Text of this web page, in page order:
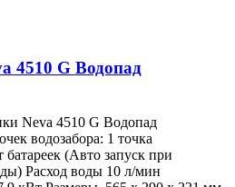
4510 G Водопад
Neva 4510 G Водопад
водозабора: 1 точка
(Авто запуск при
Расход воды 10 л/мин